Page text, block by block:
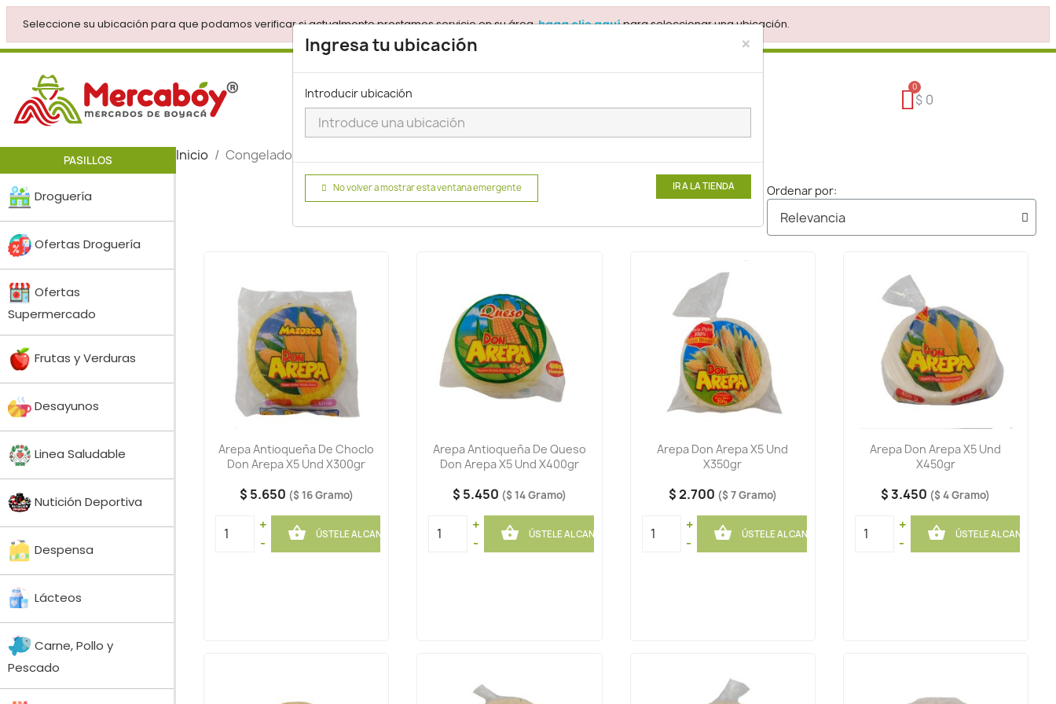
Seleccione su ubicación para que podamos verificar si actualmente prestamos servicio en su área.haga clic aquípara seleccionar una ubicación.
×
Ingresa tu ubicación
Introducir ubicación
No volver a mostrar esta ventana emergente IR A LA TIENDA
$ 0
PASILLOS
Droguería
Ofertas Droguería
Ofertas
Supermercado
Frutas y Verduras
Desayunos
Linea Saludable
Nutición Deportiva
Despensa
Lácteos
Carne, Pollo y
Pescado
Inicio Congelados y Prelistos
Ordenar por:
Arepa Antioqueña De Choclo
Don Arepa X5 Und X300gr
$ 5.650 ($ 16 Gramo)
+
-
 ÚSTELE AL CANASTO
Arepa Antioqueña De Queso
Don Arepa X5 Und X400gr
$ 5.450 ($ 14 Gramo)
+
-
 ÚSTELE AL CANASTO
Arepa Don Arepa X5 Und
X350gr
$ 2.700 ($ 7 Gramo)
+
-
 ÚSTELE AL CANASTO
Arepa Don Arepa X5 Und
X450gr
$ 3.450 ($ 4 Gramo)
+
-
 ÚSTELE AL CANASTO